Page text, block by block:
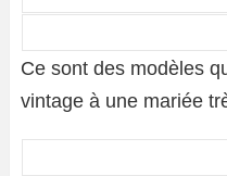
Ce sont des modèles
vintage à une mariée